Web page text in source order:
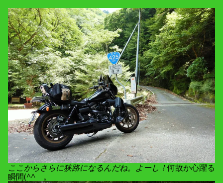
ここからさらに狭路になるんだね。よーし！何故か心躍る
瞬間(^^ゞ。